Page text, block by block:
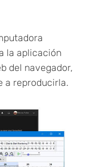
la aplicación
del navegador,
a reproducirla.